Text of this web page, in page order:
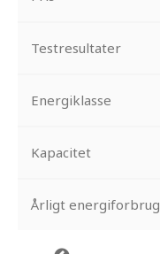
Testresultater
Energiklasse
Kapacitet
Årligt energiforbrug